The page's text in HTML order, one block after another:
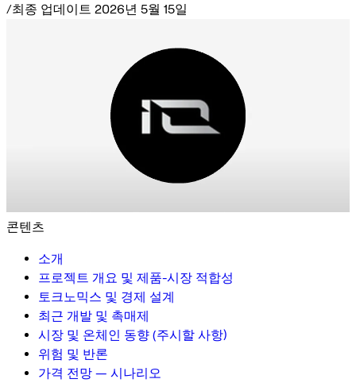
/최종 업데이트 2026년 5월 15일
콘텐츠
소개
프로젝트 개요 및 제품-시장 적합성
토크노믹스 및 경제 설계
최근 개발 및 촉매제
시장 및 온체인 동향 (주시할 사항)
위험 및 반론
가격 전망 — 시나리오